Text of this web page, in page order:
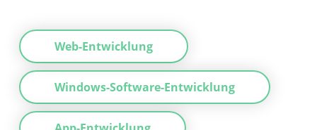
Web-Entwicklung
Windows-Software-Entwicklung